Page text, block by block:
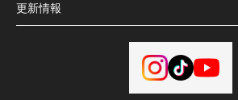
更新情報